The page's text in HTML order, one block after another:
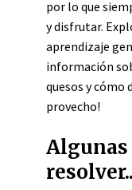
por lo que
y disfrutar.
aprendizaje
información
quesos y cómo
provecho!
Algunas
resolver..